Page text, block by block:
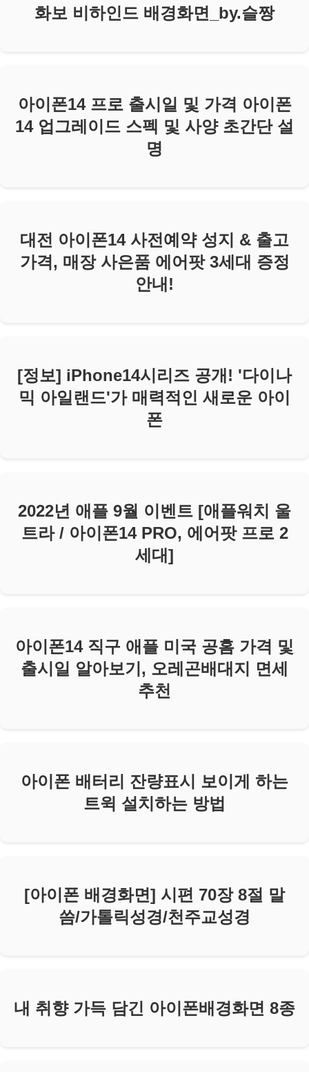
화보 비하인드 배경화면_by.슬짱
아이폰14 프로 출시일 및 가격 아이폰
14 업그레이드 스펙 및 사양 초간단 설
명
대전 아이폰14 사전예약 성지 & 출고
가격, 매장 사은품 에어팟 3세대 증정
안내!
[정보] iPhone14시리즈 공개! '다이나
믹 아일랜드'가 매력적인 새로운 아이
폰
2022년 애플 9월 이벤트 [애플워치 울
트라 / 아이폰14 PRO, 에어팟 프로 2
세대]
아이폰14 직구 애플 미국 공홈 가격 및
출시일 알아보기, 오레곤배대지 면세
추천
아이폰 배터리 잔량표시 보이게 하는
트윅 설치하는 방법
[아이폰 배경화면] 시편 70장 8절 말
씀/가톨릭성경/천주교성경
내 취향 가득 담긴 아이폰배경화면 8종